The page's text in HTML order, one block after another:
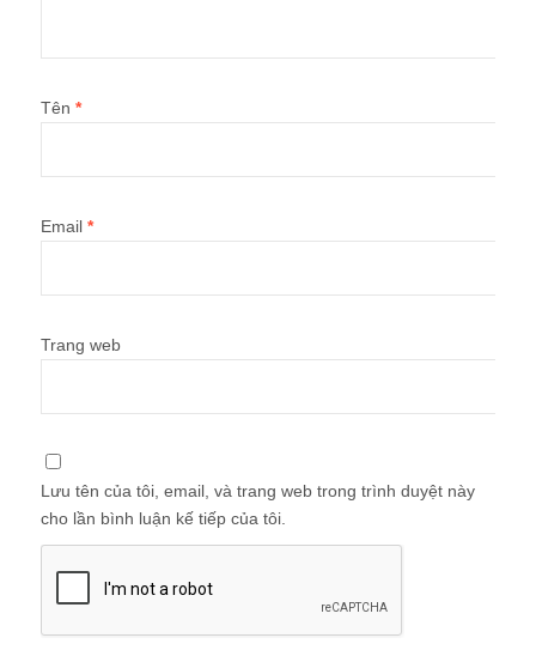
Tên *
Email *
Trang web
Lưu tên của tôi, email, và trang web trong trình duyệt này
cho lần bình luận kế tiếp của tôi.